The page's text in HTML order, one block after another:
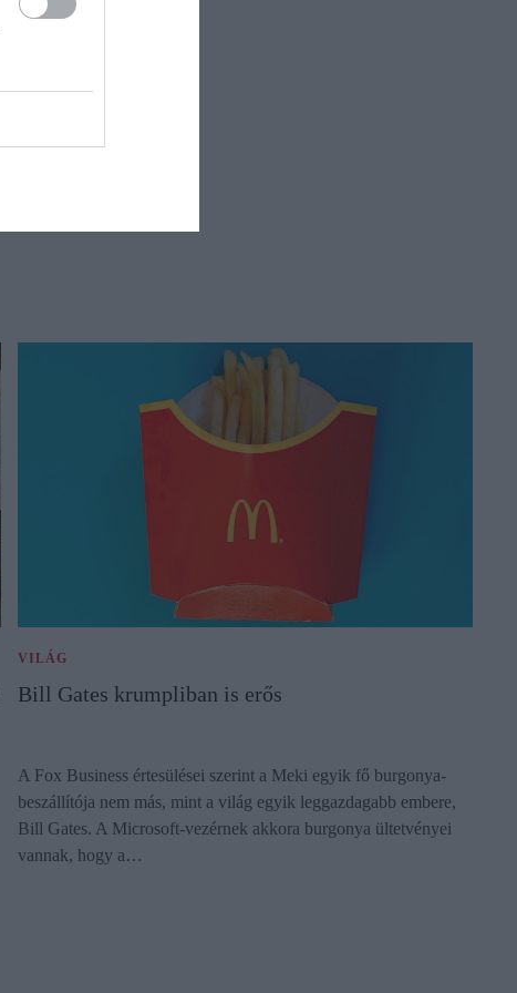
VILÁG
Bill Gates krumpliban is erős
A Fox Business értesülései szerint a Meki egyik fő burgonya-
beszállítója nem más, mint a világ egyik leggazdagabb embere,
Bill Gates. A Microsoft-vezérnek akkora burgonya ültetvényei
vannak, hogy a…